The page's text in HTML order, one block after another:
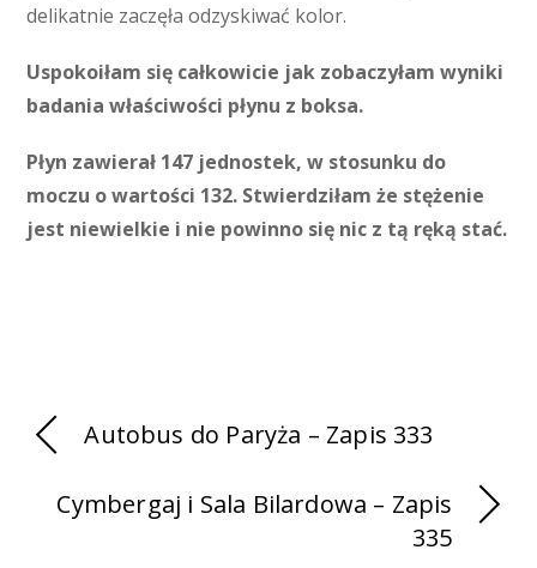
delikatnie zaczęła odzyskiwać kolor.
Uspokoiłam się całkowicie jak zobaczyłam wyniki
badania właściwości płynu z boksa.
Płyn zawierał 147 jednostek, w stosunku do
moczu o wartości 132. Stwierdziłam że stężenie
jest niewielkie i nie powinno się nic z tą ręką stać.
Autobus do Paryża – Zapis 333
Cymbergaj i Sala Bilardowa – Zapis
335